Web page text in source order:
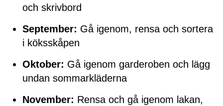
och skrivbord
September: Gå igenom, rensa och sortera
i köksskåpen
Oktober: Gå igenom garderoben och lägg
undan sommarkläderna
November: Rensa och gå igenom lakan,